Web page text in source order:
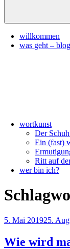
willkommen
was geht – blog
wortkunst
Der
Ein (fast)
Ritt auf
wer bin ich?
Veröffentlicht
5. Mai 201925.
Wie wird